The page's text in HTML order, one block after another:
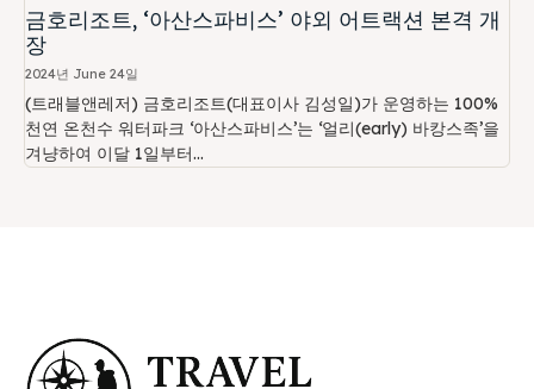
금호리조트, ‘아산스파비스’ 야외 어트랙션 본격 개
장
2024년 June 24일
(트래블앤레저) 금호리조트(대표이사 김성일)가 운영하는 100%
천연 온천수 워터파크 ‘아산스파비스’는 ‘얼리(early) 바캉스족’을
겨냥하여 이달 1일부터...